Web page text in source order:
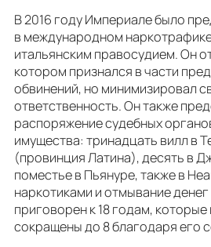
В 2016 году Империале было
в международном
итальянским правосудием. Он
котором признался в части
обвинений, но минимизировал
ответственность. Он также
распоряжение судебных
имущества: тринадцать вилл в
(провинция Латина), десять в
поместье в Пьянуре, также в
наркотиками и отмывание
приговорен к 18 годам,
сокращены до 8 благодаря его